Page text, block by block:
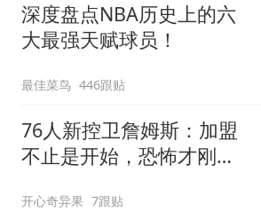
深度盘点NBA历史上的六
大最强天赋球员！
最佳菜鸟 446跟贴
76人新控卫詹姆斯：加盟
不止是开始，恐怖才刚刚
开心奇异果 7跟贴